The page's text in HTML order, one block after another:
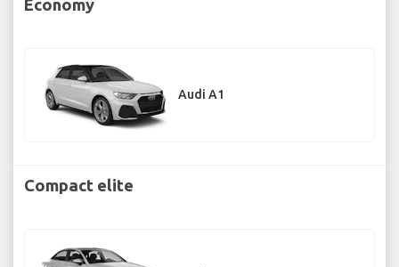
Economy
Audi A1
Compact elite